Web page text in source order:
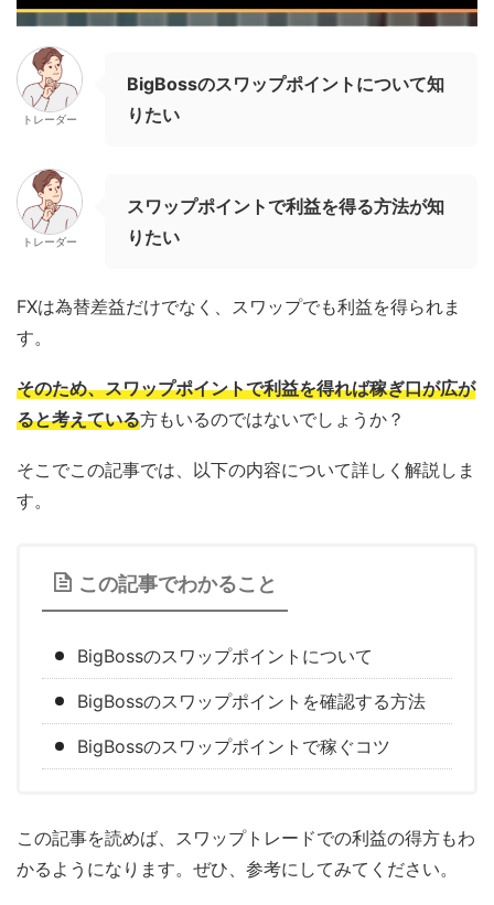
トレーダー
BigBossのスワップポイントについて知
りたい
トレーダー
スワップポイントで利益を得る方法が知
りたい
FXは為替差益だけでなく、スワップでも利益を得られま
す。
そのため、スワップポイントで利益を得れば稼ぎ口が広が
ると考えている方もいるのではないでしょうか？
そこでこの記事では、以下の内容について詳しく解説しま
す。
この記事でわかること
BigBossのスワップポイントについて
BigBossのスワップポイントを確認する方法
BigBossのスワップポイントで稼ぐコツ
この記事を読めば、スワップトレードでの利益の得方もわ
かるようになります。ぜひ、参考にしてみてください。